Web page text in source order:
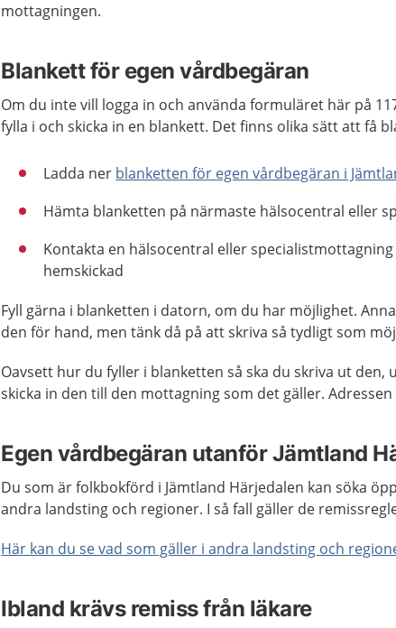
mottagningen.
Blankett för egen vårdbegäran
Om du inte vill logga in och använda formuläret här på
fylla i och skicka in en blankett. Det finns olika sätt att få
Ladda ner blanketten för egen vårdbegäran i
Hämta blanketten på närmaste hälsocentral eller
Kontakta en hälsocentral eller
hemskickad
Fyll gärna i blanketten i datorn, om du har möjlighet.
den för hand, men tänk då på att skriva så tydligt som
Oavsett hur du fyller i blanketten så ska du skriva ut den,
skicka in den till den mottagning som det gäller.
Egen vårdbegäran utanför Jämtland
Du som är folkbokförd i Jämtland Härjedalen kan söka
andra landsting och regioner. I så fall gäller de
Här kan du se vad som gäller i andra landsting och
Ibland krävs remiss från läkare